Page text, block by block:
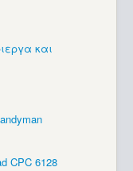
και
CPC 6128